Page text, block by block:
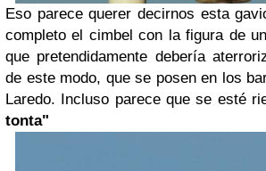
Eso parece querer decirnos esta
completo el cimbel con la figura de
que pretendidamente debería
de este modo, que se posen en los
Laredo. Incluso parece que se esté
tonta"